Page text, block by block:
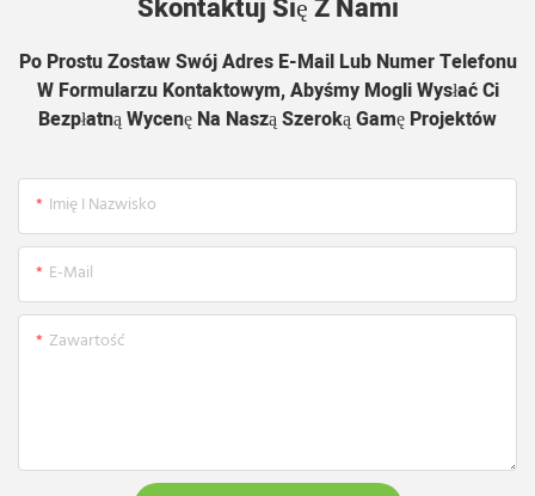
Skontaktuj Się Z Nami
Po Prostu Zostaw Swój Adres E-Mail Lub Numer Telefonu
W Formularzu Kontaktowym, Abyśmy Mogli Wysłać Ci
Bezpłatną Wycenę Na Naszą Szeroką Gamę Projektów
Imię I Nazwisko
E-Mail
Zawartość